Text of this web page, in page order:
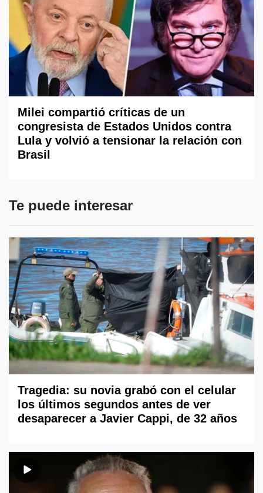
Milei compartió críticas de un
congresista de Estados Unidos contra
Lula y volvió a tensionar la relación con
Brasil
Te puede interesar
Tragedia: su novia grabó con el celular
los últimos segundos antes de ver
desaparecer a Javier Cappi, de 32 años